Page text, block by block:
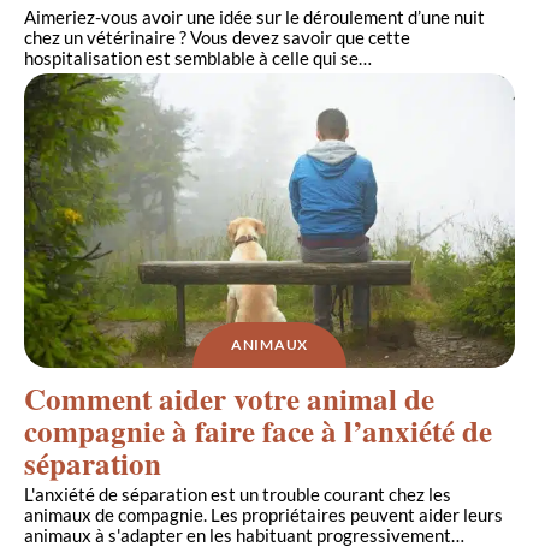
Aimeriez-vous avoir une idée sur le déroulement d’une nuit
chez un vétérinaire ? Vous devez savoir que cette
hospitalisation est semblable à celle qui se…
ANIMAUX
Comment aider votre animal de
compagnie à faire face à l’anxiété de
séparation
L'anxiété de séparation est un trouble courant chez les
animaux de compagnie. Les propriétaires peuvent aider leurs
animaux à s'adapter en les habituant progressivement